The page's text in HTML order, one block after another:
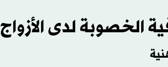
الخصوبة لدى الأزواج